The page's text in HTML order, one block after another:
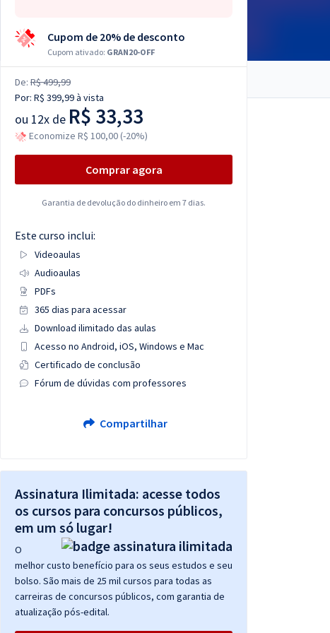
Cupom de 20% de desconto
Cupom ativado: GRAN20-OFF
De: R$ 499,99
Por: R$ 399,99à vista
ou 12x de R$ 33,33
Economize R$ 100,00 (-20%)
Comprar agora
Garantia de devolução do dinheiro em 7 dias.
Este curso inclui:
Videoaulas
Audioaulas
PDFs
365 dias para acessar
Download ilimitado das aulas
Acesso no Android, iOS, Windows e Mac
Certificado de conclusão
Fórum de dúvidas com professores
Compartilhar
Assinatura Ilimitada: acesse todos
os cursos para concursos públicos,
em um só lugar!
O
melhor custo benefício para os seus estudos e seu
bolso. São mais de 25 mil cursos para todas as
carreiras de concursos públicos, com garantia de
atualização pós-edital.